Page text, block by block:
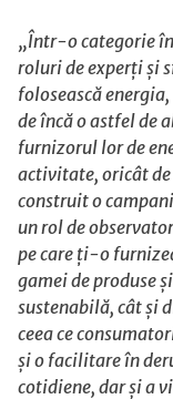
„Într-o categorie
roluri de experți și
folosească
de încă o astfel de
furnizorul lor de
activitate, oricât de
construit o
un rol de
pe care ți-o
gamei de produse
sustenabilă, cât și
ceea ce
și o facilitare în
cotidiene, dar și a